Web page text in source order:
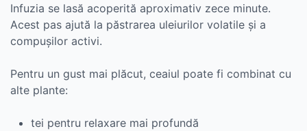
Infuzia se lasă acoperită aproximativ zece minute.
Acest pas ajută la păstrarea uleiurilor volatile și a
compușilor activi.
Pentru un gust mai plăcut, ceaiul poate fi combinat cu
alte plante:
tei pentru relaxare mai profundă